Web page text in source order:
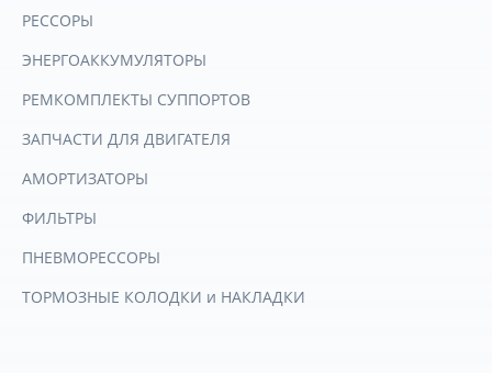
РЕССОРЫ
ЭНЕРГОАККУМУЛЯТОРЫ
РЕМКОМПЛЕКТЫ СУППОРТОВ
ЗАПЧАСТИ ДЛЯ ДВИГАТЕЛЯ
АМОРТИЗАТОРЫ
ФИЛЬТРЫ
ПНЕВМОРЕССОРЫ
ТОРМОЗНЫЕ КОЛОДКИ и НАКЛАДКИ